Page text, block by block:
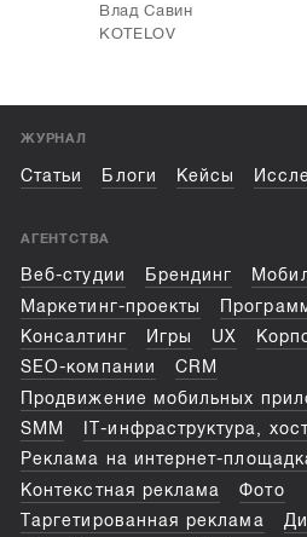
Влад Савин
KOTELOV
ЖУРНАЛ
Статьи Блоги Кейсы
АГЕНТСТВА
Веб-студии Брендинг
Маркетинг-проекты
Консалтинг
Игры UX
SEO-компании
CRM
Продвижение мобильных
SMM
IT-инфраструктура,
Реклама на интернет-
Контекстная реклама
Фото
Таргетированная реклама